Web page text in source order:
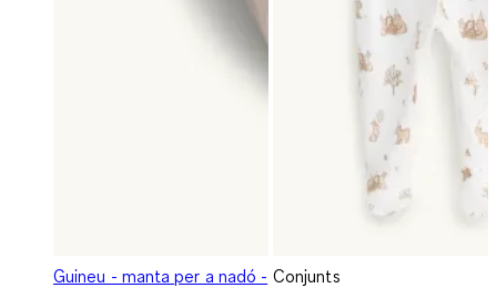
Guineu - manta per a nadó - Conjunts